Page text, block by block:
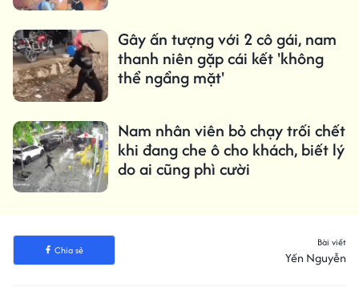
Gây ấn tượng với 2 cô gái, nam
thanh niên gặp cái kết 'không
thể ngẩng mặt'
Nam nhân viên bỏ chạy trối chết
khi đang che ô cho khách, biết lý
do ai cũng phì cười
Chia sẻ
Bài viết
Yến Nguyễn